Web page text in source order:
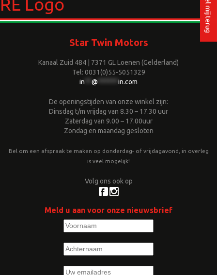
RE Logo
Star Twin Motors
Kanaal Zuid 484 | 7371 GL Loenen (Gelderland)
Tel: 0031(0)55-5051329
in
@ in.com
De openingstijden van onze winkel zijn:
Dinsdag t/m vrijdag van 8.30 – 17.30 uur
Zaterdag van 9.00 – 17.00uur
Zondag en maandag gesloten
Bel om een afspraak te maken op donderdag- of vrijdagavond, in overleg
is veel mogelijk!
Volg ons ook op
Meld u aan voor onze nieuwsbrief